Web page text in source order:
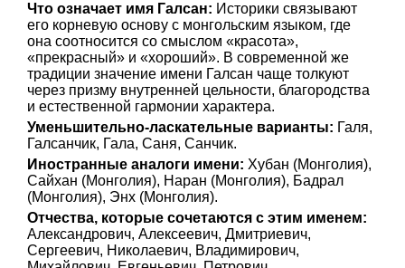
Что означает имя Галсан: Историки связывают
его корневую основу с монгольским языком, где
она соотносится со смыслом «красота»,
«прекрасный» и «хороший». В современной же
традиции значение имени Галсан чаще толкуют
через призму внутренней цельности, благородства
и естественной гармонии характера.
Уменьшительно-ласкательные варианты: Галя,
Галсанчик, Гала, Саня, Санчик.
Иностранные аналоги имени: Хубан (Монголия),
Сайхан (Монголия), Наран (Монголия), Бадрал
(Монголия), Энх (Монголия).
Отчества, которые сочетаются с этим именем:
Александрович, Алексеевич, Дмитриевич,
Сергеевич, Николаевич, Владимирович,